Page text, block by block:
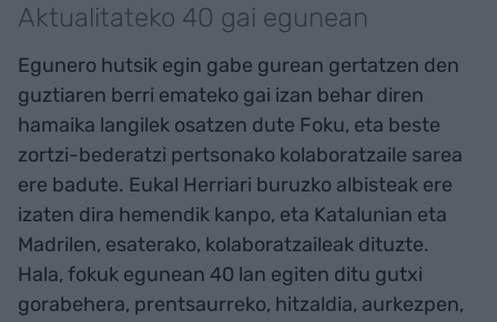
Aktualitateko 40 gai egunean
Egunero hutsik egin gabe gurean gertatzen den
guztiaren berri emateko gai izan behar diren
hamaika langilek osatzen dute Foku, eta beste
zortzi-bederatzi pertsonako kolaboratzaile sarea
ere badute. Eukal Herriari buruzko albisteak ere
izaten dira hemendik kanpo, eta Katalunian eta
Madrilen, esaterako, kolaboratzaileak dituzte.
Hala, fokuk egunean 40 lan egiten ditu gutxi
gorabehera, prentsaurreko, hitzaldia, aurkezpen,